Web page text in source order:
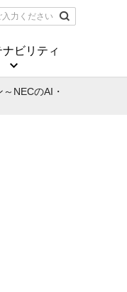
ビリティ
NECのAI・